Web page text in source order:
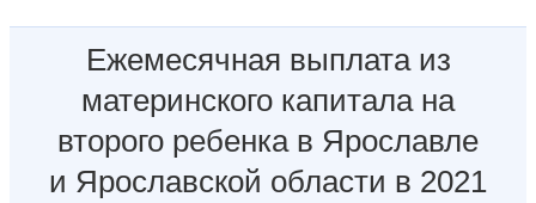
Ежемесячная выплата из
материнского капитала на
второго ребенка в Ярославле
и Ярославской области в 2021